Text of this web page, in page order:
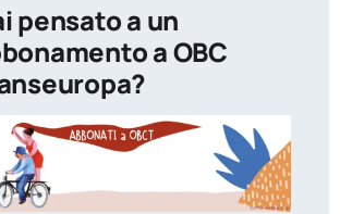
pensato a un
a OBC